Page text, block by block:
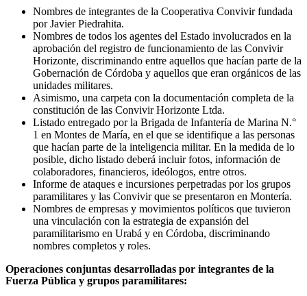
Nombres de integrantes de la Cooperativa Convivir fundada
por Javier Piedrahita.
Nombres de todos los agentes del Estado involucrados en la
aprobación del registro de funcionamiento de las Convivir
Horizonte, discriminando entre aquellos que hacían parte de la
Gobernación de Córdoba y aquellos que eran orgánicos de las
unidades militares.
Asimismo, una carpeta con la documentación completa de la
constitución de las Convivir Horizonte Ltda.
Listado entregado por la Brigada de Infantería de Marina N.°
1 en Montes de María, en el que se identifique a las personas
que hacían parte de la inteligencia militar. En la medida de lo
posible, dicho listado deberá incluir fotos, información de
colaboradores, financieros, ideólogos, entre otros.
Informe de ataques e incursiones perpetradas por los grupos
paramilitares y las Convivir que se presentaron en Montería.
Nombres de empresas y movimientos políticos que tuvieron
una vinculación con la estrategia de expansión del
paramilitarismo en Urabá y en Córdoba, discriminando
nombres completos y roles.
Operaciones conjuntas desarrolladas por integrantes de la
Fuerza Pública y grupos paramilitares: